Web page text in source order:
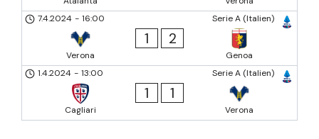
Serie A (Italien)
7.4.2024 - 16:00
Verona
1 2
Genoa
Serie A (Italien)
1.4.2024 - 13:00
Cagliari
1 1
Verona